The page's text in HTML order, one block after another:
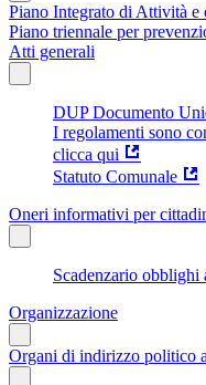
Piano Integrato di Attività
Piano triennale per
Atti generali
DUP Documento
I regolamenti sono
clicca qui
Statuto Comunale
Oneri informativi per
Scadenzario obblighi
Organizzazione
Organi di indirizzo politico